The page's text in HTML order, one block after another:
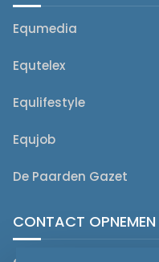
Equmedia
Equtelex
Equlifestyle
Equjob
De Paarden Gazet
CONTACT OPNEMEN